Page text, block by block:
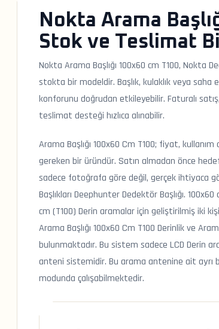
Nokta Arama
Stok ve Teslimat
Nokta Arama Başlığı 100x60 cm T100, Nokta
stokta bir modeldir. Başlık, kulaklık veya saha
konforunu doğrudan etkileyebilir. Faturalı
teslimat desteği hızlıca alınabilir.
Arama Başlığı 100x60 Cm T100; fiyat,
gereken bir üründür. Satın almadan önce
sadece fotoğrafa göre değil, gerçek ihtiyaca
Başlıkları Deephunter Dedektör Başlığı.
cm (T100) Derin aramalar için geliştirilmiş iki
Arama Başlığı 100x60 Cm T100 Derinlik ve
bulunmaktadır. Bu sistem sadece LCD Derin
anteni sistemidir. Bu arama antenine ait ayrı
modunda çalışabilmektedir.